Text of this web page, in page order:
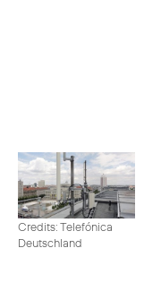
Credits: Telefónica
Deutschland